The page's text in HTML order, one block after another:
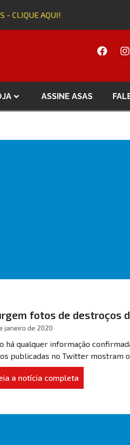
- CLIQUE AQUI!
ASSINE ASAS
fotos de destroços
janeiro de 2020
há qualquer informação
publicadas no Twitter mostram o
a notícia completa